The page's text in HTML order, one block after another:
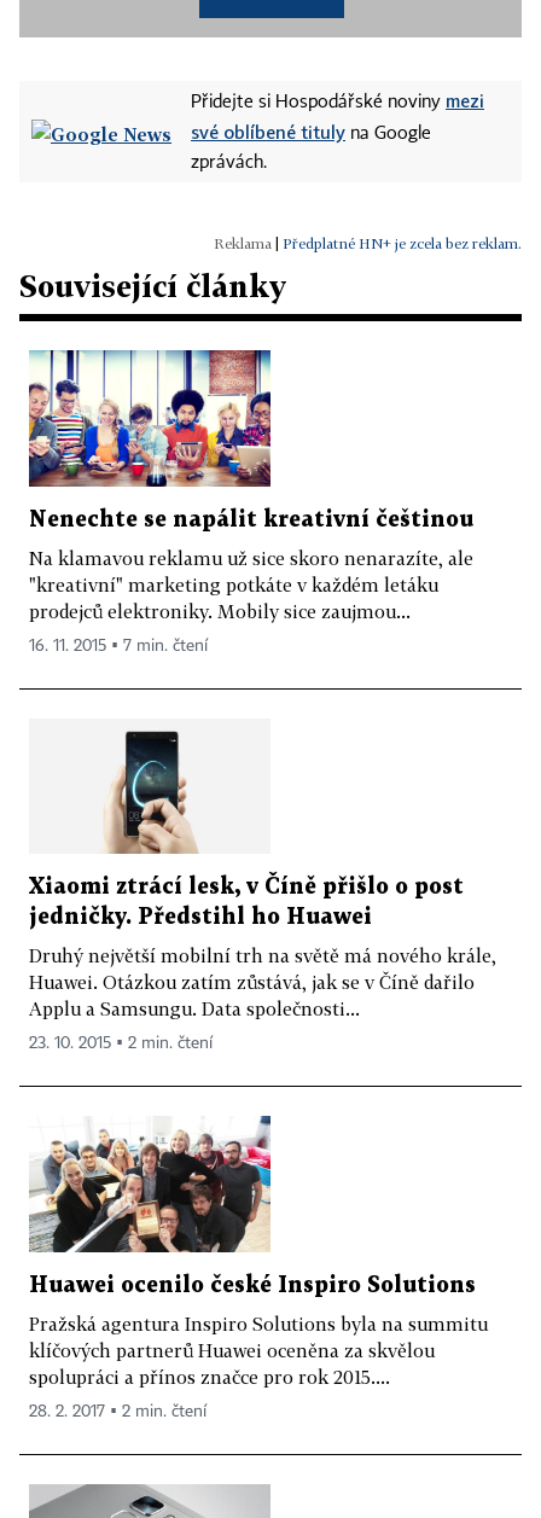
Přidejte si Hospodářské noviny mezi
své oblíbené tituly na Google
zprávách.
Předplatné HN+ je zcela bez reklam.
Související články
Nenechte se napálit kreativní češtinou
Na klamavou reklamu už sice skoro nenarazíte, ale
"kreativní" marketing potkáte v každém letáku
prodejců elektroniky. Mobily sice zaujmou...
16. 11. 2015 ▪ 7 min. čtení
Xiaomi ztrácí lesk, v Číně přišlo o post
jedničky. Předstihl ho Huawei
Druhý největší mobilní trh na světě má nového krále,
Huawei. Otázkou zatím zůstává, jak se v Číně dařilo
Applu a Samsungu. Data společnosti...
23. 10. 2015 ▪ 2 min. čtení
Huawei ocenilo české Inspiro Solutions
Pražská agentura Inspiro Solutions byla na summitu
klíčových partnerů Huawei oceněna za skvělou
spolupráci a přínos značce pro rok 2015....
28. 2. 2017 ▪ 2 min. čtení